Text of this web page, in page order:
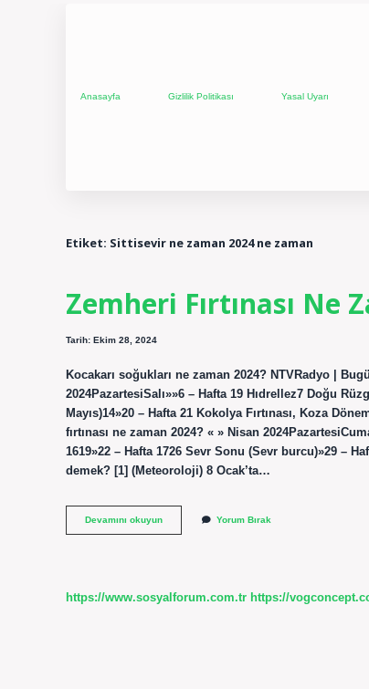
Anasayfa Gizlilik Politikası Yasal Uyarı
Etiket: Sittisevir ne zaman 2024 ne zaman
Zemheri Fırtınası Ne
Tarih: Ekim 28, 2024
Kocakarı soğukları ne zaman 2024? NTVRadyo |
2024PazartesiSalı»»6 – Hafta 19 Hıdrellez7 Doğu
Mayıs)14»20 – Hafta 21 Kokolya Fırtınası, Koza
fırtınası ne zaman 2024? « » Nisan
1619»22 – Hafta 1726 Sevr Sonu (Sevr burcu)»29 –
demek? [1] (Meteoroloji) 8 Ocak’ta…
Devamını okuyunZemheri
Fırtınası
Yorum Bırak
https://www.sosyalforum.com.tr https://